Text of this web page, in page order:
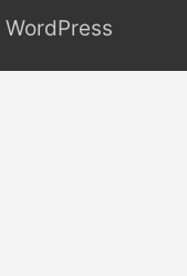
WordPress